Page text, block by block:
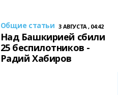
Общие статьи 3 АВГУСТА , 04:42
Над Башкирией сбили
25 беспилотников -
Радий Хабиров